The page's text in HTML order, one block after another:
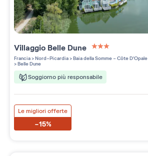
Villaggio Belle Dune
3 étoiles sur 5
Francia>Nord-Picardia>Baia della Somme - Côte D'Opale
>Belle Dune
Soggiorno più responsabile
Le migliori offerte
-15%